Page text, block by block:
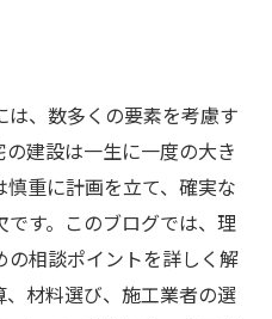
、数多くの要素を考慮す
建設は一生に一度の大き
重に計画を立て、確実な
す。このブログでは、理
相談ポイントを詳しく解
材料選び、施工業者の選